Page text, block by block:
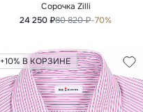
Сорочка Zilli
24 250 ₽80 820 ₽-70%
+10% В КОРЗИНЕ